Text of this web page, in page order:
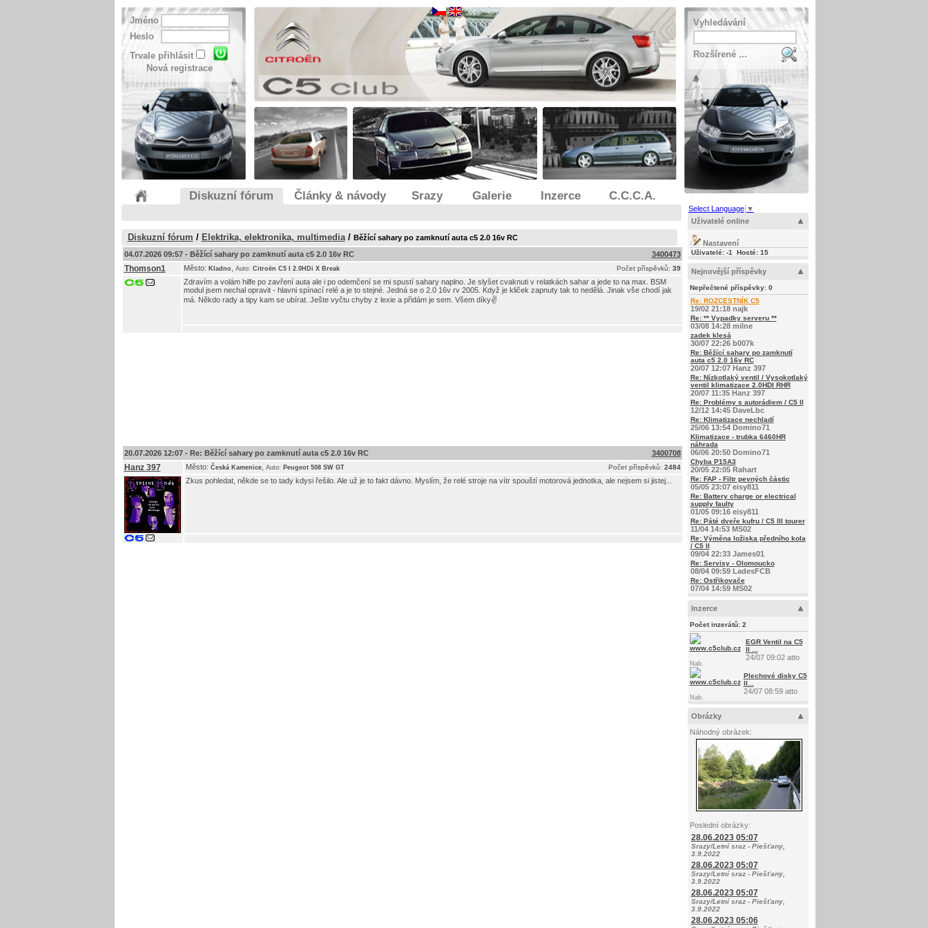
Jméno
Heslo
Trvale přihlásit
Nová registrace
Vyhledávání
Rozšírené ...
Diskuzní fórum Články & návody Srazy Galerie Inzerce C.C.C.A.
Diskuzní fórum / Elektrika, elektronika, multimedia/ Běžící sahary po zamknutí auta c5 2.0 16v RC
04.07.2026 09:57 - Běžící sahary po zamknutí auta c5 2.0 16v RC 3400473
Thomson1 Město: Kladno Auto: Citroën C5 I 2.0HDi X Break Počet příspěvků: 39
Zdravím a volám hilfe po zavření auta ale i po odemčení se mi spustí sahary naplno. Je slyšet cvaknuti v relatkách sahar a jede to na max. BSM
modul jsem nechal opravit - hlavni spínací relé a je to stejné. Jedná se o 2.0 16v rv 2005. Když je kliček zapnuty tak to nedělá. Jinak vše chodí jak
má. Někdo rady a tipy kam se ubírat. Ješte vyčtu chyby z lexie a přidám je sem. Všem díky✌
20.07.2026 12:07 - Re: Běžící sahary po zamknutí auta c5 2.0 16v RC 3400708
Hanz 397 Město: Česká Kamenice, Auto: Peugeot 508 SW GT Počet příspěvků: 2484
Zkus pohledat, někde se to tady kdysi řešilo. Ale už je to fakt dávno. Myslím, že relé stroje na vítr spouští motorová jednotka, ale nejsem si jistej...
Select Language ▼
Uživatelé online
Nastavení
Uživatelé: -1 Hosté: 15
Nejnovější příspěvky
Nepřečtené příspěvky: 0
Re: ROZCESTNÍK C5
19/02 21:18 najk
Re: ** Vypadky serveru **
03/08 14:28 milne
zadek klesá
30/07 22:26 b007k
Re: Běžící sahary po zamknutí
auta c5 2.0 16v RC
20/07 12:07 Hanz 397
Re: Nízkotlaký ventil / Vysokotlaký
ventil klimatizace 2.0HDI RHR
20/07 11:35 Hanz 397
Re: Problémy s autorádiem / C5 II
12/12 14:45 DaveLbc
Re: Klimatizace nechladí
25/06 13:54 Domino71
Klimatizace - trubka 6460HR
náhrada
06/06 20:50 Domino71
Chyba P15A3
20/05 22:05 Rahart
Re: FAP - Filtr pevných částic
05/05 23:07 eisy811
Re: Battery charge or electrical
supply faulty
01/05 09:16 eisy811
Re: Páté dveře kufru / C5 III tourer
11/04 14:53 MS02
Re: Výměna ložiska předního kola
/ C5 II
09/04 22:33 James01
Re: Servisy - Olomoucko
08/04 09:59 LadesFCB
Re: Ostřikovače
07/04 14:59 MS02
Inzerce
Počet inzerátů: 2
Nab.
EGR Ventil na C5
II ...
24/07 09:02 atto
Nab.
Plechové disky C5
II...
24/07 08:59 atto
Obrázky
Náhodný obrázek:
Poslední obrázky:
28.06.2023 05:07
Srazy/Letní sraz - Piešťany,
3.9.2022
28.06.2023 05:07
Srazy/Letní sraz - Piešťany,
3.9.2022
28.06.2023 05:07
Srazy/Letní sraz - Piešťany,
3.9.2022
28.06.2023 05:06